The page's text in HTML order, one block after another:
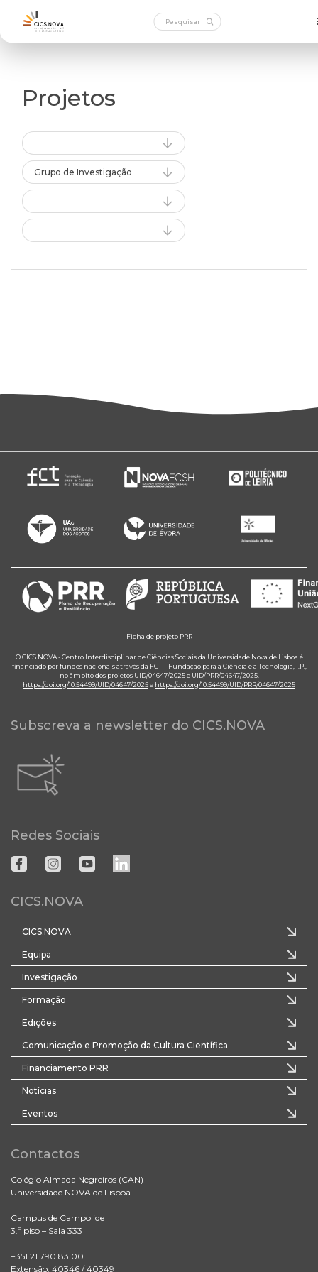
Projetos
Grupo de Investigação
Ficha de projeto PRR
O CICS.NOVA - Centro Interdisciplinar de Ciências Sociais da Universidade Nova de Lisboa é
financiado por fundos nacionais através da FCT – Fundação para a Ciência e a Tecnologia, I.P.,
no âmbito dos projetos UID/04647/2025 e UID/PRR/04647/2025.
https://doi.org/10.54499/UID/04647/2025e https://doi.org/10.54499/UID/PRR/04647/2025
Subscreva a newsletter do CICS.NOVA
Redes Sociais
CICS.NOVA
CICS.NOVA
Equipa
Investigação
Formação
Edições
Comunicação e Promoção da Cultura Científica
Financiamento PRR
Notícias
Eventos
Contactos
Colégio Almada Negreiros (CAN)
Universidade NOVA de Lisboa
Campus de Campolide
3.º piso – Sala 333
+351 21 790 83 00
Extensão: 40346 / 40349